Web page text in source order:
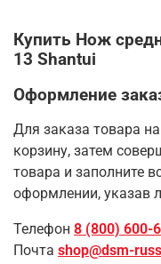
Купить Нож
13 Shantui
Оформление
Для заказа товара
корзину, затем
товара и заполните
оформлении, указав
Телефон 8 (800) 600-
Почта shop@dsm-